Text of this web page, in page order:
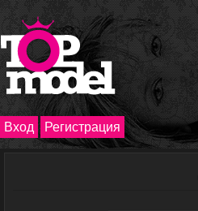
Вход Регистрация